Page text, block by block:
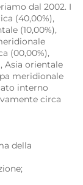
dal 2002. I
(40,00%),
(10,00%),
(00,00%),
Asia orientale
meridionale
interno
circa
della